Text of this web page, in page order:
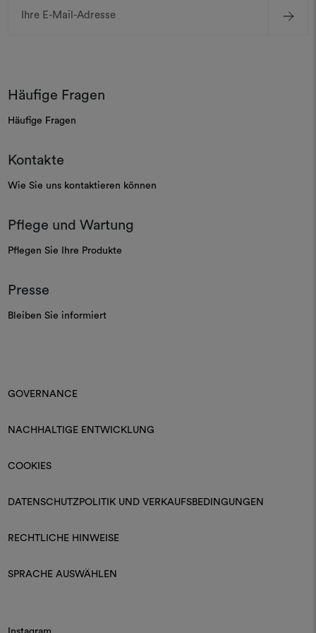
Mail-
Häufige Fragen
Häufige Fragen
Kontakte
Wie Sie uns kontaktieren können
Pflege und Wartung
Pflegen Sie Ihre Produkte
Presse
Bleiben Sie informiert
GOVERNANCE
NACHHALTIGE ENTWICKLUNG
COOKIES
DATENSCHUTZPOLITIK UND VERKAUFSBEDINGUNGEN
RECHTLICHE HINWEISE
SPRACHE AUSWÄHLEN